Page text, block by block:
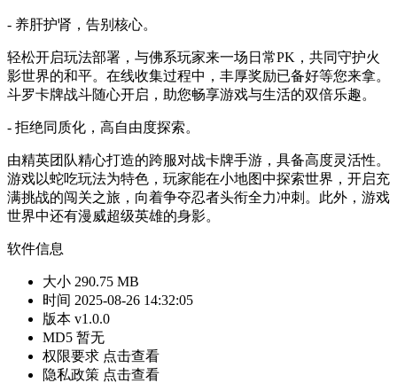
- 养肝护肾，告别核心。
轻松开启玩法部署，与佛系玩家来一场日常PK，共同守护火
影世界的和平。在线收集过程中，丰厚奖励已备好等您来拿。
斗罗卡牌战斗随心开启，助您畅享游戏与生活的双倍乐趣。
- 拒绝同质化，高自由度探索。
由精英团队精心打造的跨服对战卡牌手游，具备高度灵活性。
游戏以蛇吃玩法为特色，玩家能在小地图中探索世界，开启充
满挑战的闯关之旅，向着争夺忍者头衔全力冲刺。此外，游戏
世界中还有漫威超级英雄的身影。
软件信息
大小 290.75 MB
时间 2025-08-26 14:32:05
版本 v1.0.0
MD5 暂无
权限要求 点击查看
隐私政策 点击查看